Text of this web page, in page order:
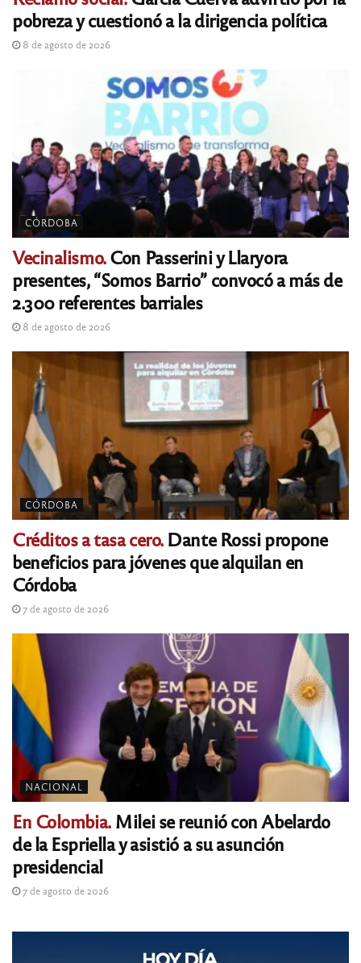
pobreza y cuestionó a la dirigencia política
8 de agosto de 2026
CÓRDOBA
Vecinalismo.Con Passerini y Llaryora
presentes, “Somos Barrio” convocó a más de
2.300 referentes barriales
8 de agosto de 2026
CÓRDOBA
Créditos a tasa cero.Dante Rossi propone
beneficios para jóvenes que alquilan en
Córdoba
7 de agosto de 2026
NACIONAL
En Colombia.Milei se reunió con Abelardo
de la Espriella y asistió a su asunción
presidencial
7 de agosto de 2026